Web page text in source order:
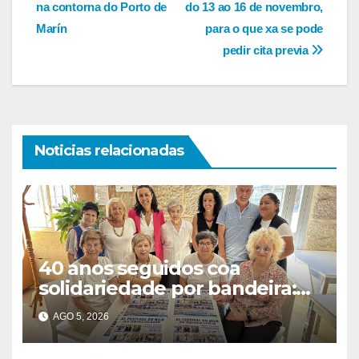
entradas
do 13 ao 16 de novembro,
para o que xa se pode
pedir cita previa
na contorna do Porto de
Marín
Noticias relacionadas
40 anos seguidos coa
solidariedade por bandeira:
este venres celébrase o
Festival do Kilo no Auditorio
AGO 5, 2026